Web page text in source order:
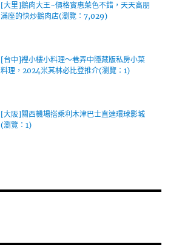
[大里]鵝肉大王~價格實惠菜色不錯，天天高朋
滿座的快炒鵝肉店(瀏覽：7,029)
[台中]裡小樓小料理～巷弄中隱藏版私房小菜
料理，2024米其林必比登推介(瀏覽：1)
[大阪]關西機場搭乘利木津巴士直達環球影城
(瀏覽：1)